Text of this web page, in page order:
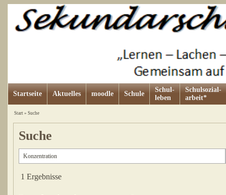
Startseite Aktuelles moodle Schule
Schul-
leben
Schulsozial-
arbeit*
Start» Suche
Suche
1 Ergebnisse